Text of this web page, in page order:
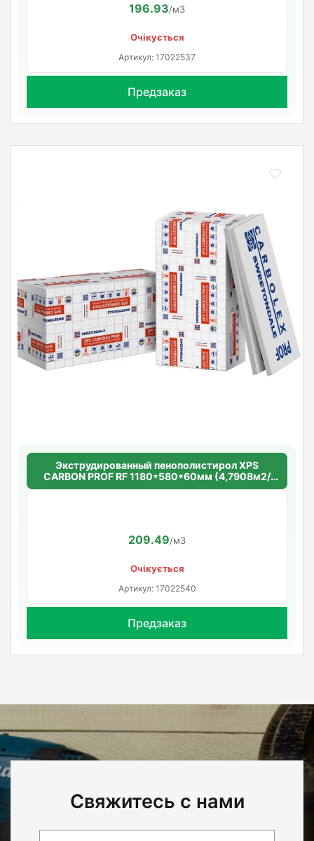
196.93/м3
Очікується
Артикул: 17022537
Предзаказ
Экструдированный пенополистирол XPS
CARBON PROF RF 1180*580*60мм (4,7908м2/
уп.) (7шт/уп.)
209.49/м3
Очікується
Артикул: 17022540
Предзаказ
Свяжитесь с нами